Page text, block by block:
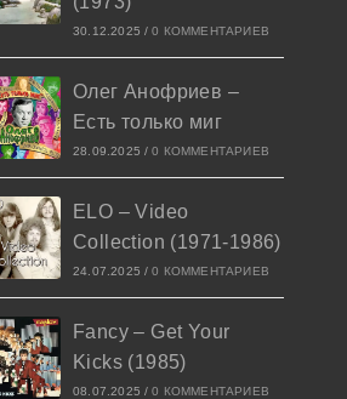
30.12.2025 / 0 КОММЕНТАРИЕВ
Олег Анофриев –
Есть только миг
28.09.2025 / 0 КОММЕНТАРИЕВ
ELO – Video
Collection (1971-1986)
24.07.2025 / 0 КОММЕНТАРИЕВ
Fancy – Get Your
Kicks (1985)
08.07.2025 / 0 КОММЕНТАРИЕВ